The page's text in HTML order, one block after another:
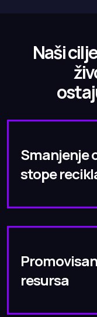
Naši
Smanjenje
stope
resursa